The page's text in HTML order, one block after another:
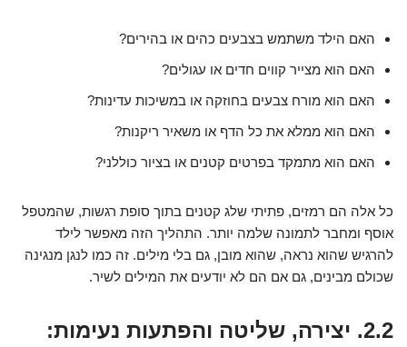
האם הילד משתמש בצבעים כהים או בהירים?
האם הוא מצייר קווים חדים או עגולים?
האם הוא מורח צבעים בחוזקה או במשיכות עדינות?
האם הוא ממלא את כל הדף או משאיר ריקנות?
האם הוא מתמקד בפרטים קטנים או בציור כוללני?
כל אלה הם רמזים, פתיתי שלג קטנים בתוך סופת רגשות, שהמטפל
אוסף ומחבר לתמונה שלמה יותר. התהליך הזה מאפשר לילד
להרגיש שהוא נראה, שהוא מובן, גם בלי מילים. זה כמו לנגן מנגינה
שכולם מבינים, גם אם הם לא יודעים את המילים לשיר.
2.2. יצירה, שליטה והפתעות נעימות: